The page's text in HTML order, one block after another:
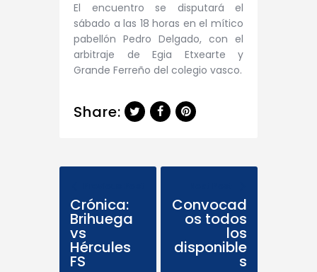
El encuentro se disputará el
sábado a las 18 horas en el mítico
pabellón Pedro Delgado, con el
arbitraje de Egia Etxearte y
Grande Ferreño del colegio vasco.
Share:
Crónica:
Brihuega
vs
Hércules
FS
Convocad
os todos
los
disponible
s